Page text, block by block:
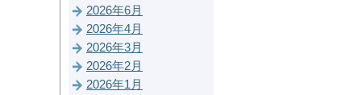
2026年6月
2026年4月
2026年3月
2026年2月
2026年1月